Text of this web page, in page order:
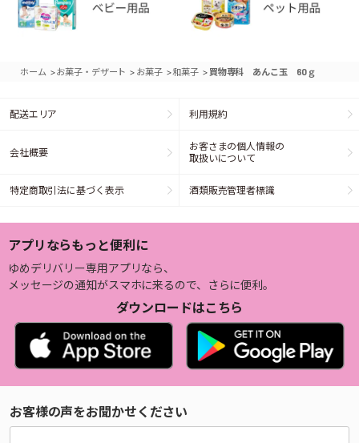
ホーム >お菓子・デザート > お菓子 >和菓子 > 買物専科 あんこ玉 60ｇ
配送エリア 利用規約
会社概要
お客さまの個人情報の
取扱いについて
特定商取引法に基づく表示 酒類販売管理者標識
アプリならもっと便利に
ゆめデリバリー専用アプリなら、
メッセージの通知がスマホに来るので、さらに便利。
ダウンロードはこちら
お客様の声をお聞かせください